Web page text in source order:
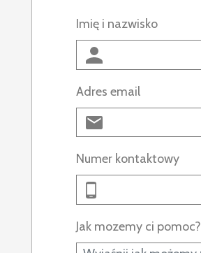
Imię i nazwisko
Adres email
Numer kontaktowy
Jak mozemy ci pomoc?